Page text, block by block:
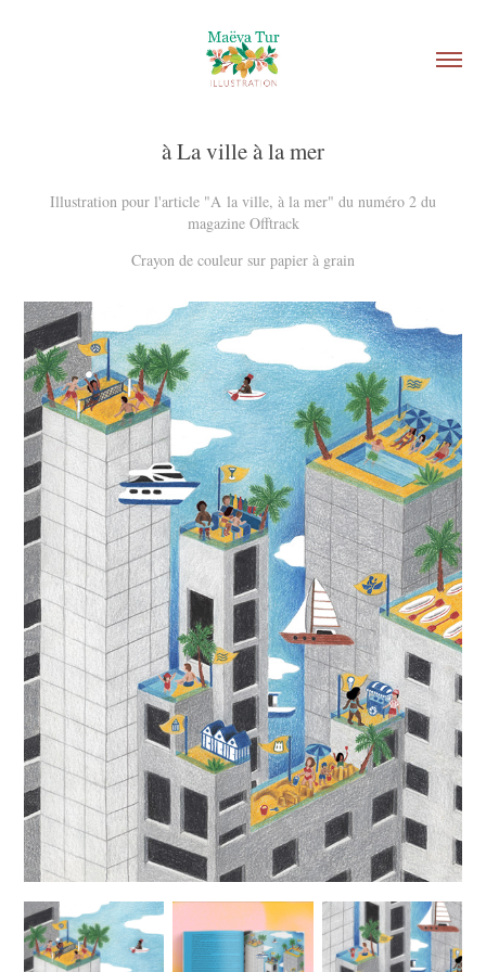
à La ville à la mer
Illustration pour l'article "A la ville, à la mer" du numéro 2 du
magazine Offtrack
Crayon de couleur sur papier à grain